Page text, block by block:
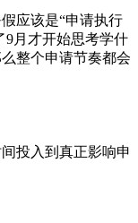
应该是“申请执行
9月才开始思考学什
整个申请节奏都会
投入到真正影响申